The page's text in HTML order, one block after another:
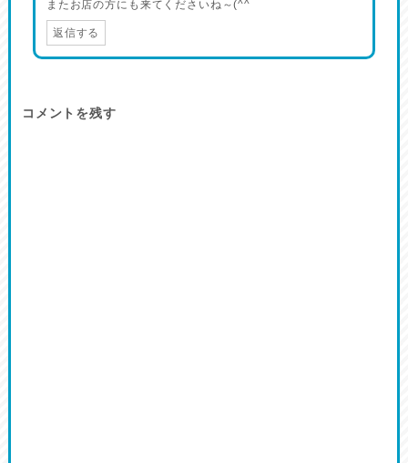
またお店の方にも来てくださいね～(^^ゞ
返信する
コメントを残す